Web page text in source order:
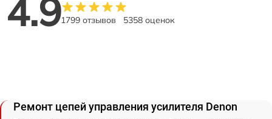
4.91799 отзывов 5358 оценок
Ремонт цепей управления усилителя Denon